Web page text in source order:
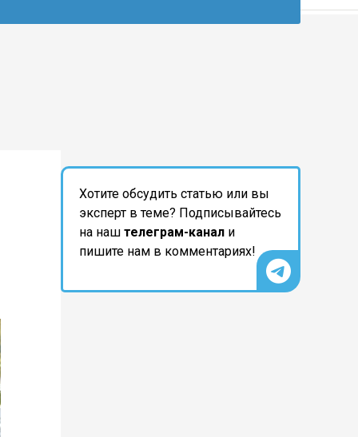
Хотите обсудить статью или вы
эксперт в теме? Подписывайтесь
на наш телеграм-канал и
пишите нам в комментариях!